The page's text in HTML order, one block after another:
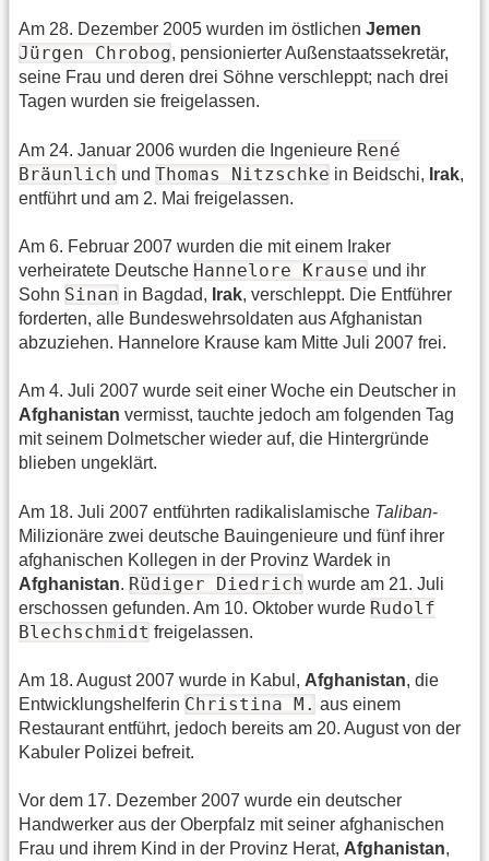
Am 28. Dezember 2005 wurden im östlichen Jemen
Jürgen Chrobog, pensionierter Außenstaatssekretär,
seine Frau und deren drei Söhne verschleppt; nach drei
Tagen wurden sie freigelassen.
Am 24. Januar 2006 wurden die Ingenieure René
Bräunlich und Thomas Nitzschke in Beidschi, Irak,
entführt und am 2. Mai freigelassen.
Am 6. Februar 2007 wurden die mit einem Iraker
verheiratete Deutsche Hannelore Krause und ihr
Sohn Sinan in Bagdad, Irak, verschleppt. Die Entführer
forderten, alle Bundeswehrsoldaten aus Afghanistan
abzuziehen. Hannelore Krause kam Mitte Juli 2007 frei.
Am 4. Juli 2007 wurde seit einer Woche ein Deutscher in
Afghanistan vermisst, tauchte jedoch am folgenden Tag
mit seinem Dolmetscher wieder auf, die Hintergründe
blieben ungeklärt.
Am 18. Juli 2007 entführten radikalislamische Taliban-
Milizionäre zwei deutsche Bauingenieure und fünf ihrer
afghanischen Kollegen in der Provinz Wardek in
Afghanistan. Rüdiger Diedrich wurde am 21. Juli
erschossen gefunden. Am 10. Oktober wurde Rudolf
Blechschmidt freigelassen.
Am 18. August 2007 wurde in Kabul, Afghanistan, die
Entwicklungshelferin Christina M. aus einem
Restaurant entführt, jedoch bereits am 20. August von der
Kabuler Polizei befreit.
Vor dem 17. Dezember 2007 wurde ein deutscher
Handwerker aus der Oberpfalz mit seiner afghanischen
Frau und ihrem Kind in der Provinz Herat, Afghanistan,